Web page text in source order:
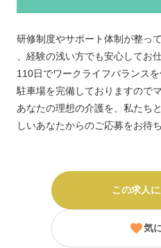
研修制度やサポート体制が整っ
、経験の浅い方でも安心してお
110日でワークライフバランス
駐車場を完備しておりますので
あなたの理想の介護を、私たち
しいあなたからのご応募をお待
この求人
気